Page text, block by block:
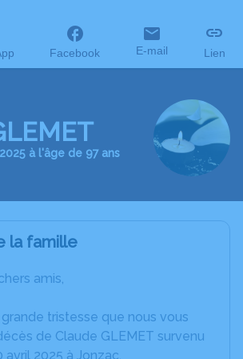
Facebook E-mail Lien
à l'âge de 97 ans
la famille
amis,
grande tristesse que nous vous
de Claude GLEMET survenu
2025 à Jonzac.